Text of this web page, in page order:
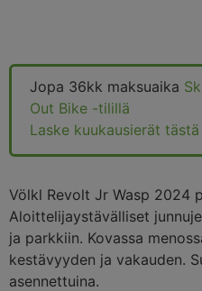
Jopa 36kk maksuaika
Out Bike -tilillä
Laske kuukausierät tästä
Völkl Revolt Jr Wasp 2024
Aloittelijaystävälliset
ja parkkiin. Kovassa
kestävyyden ja vakauden.
asennettuina.